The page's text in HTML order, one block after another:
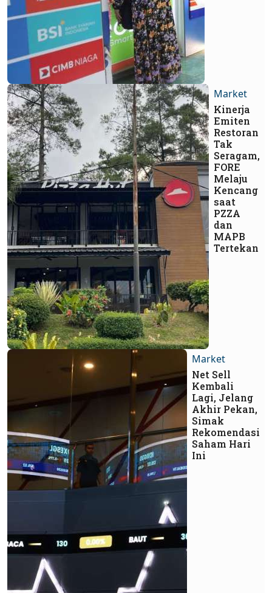
Market
Kinerja
Emiten
Restoran
Tak
Seragam,
FORE
Melaju
Kencang
saat
PZZA
dan
MAPB
Tertekan
Market
Net Sell
Kembali
Lagi, Jelang
Akhir Pekan,
Simak
Rekomendasi
Saham Hari
Ini